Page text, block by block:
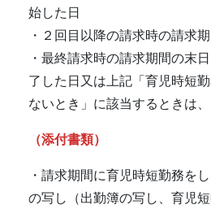
始した日
・２回目以降の請求時の請求
・最終請求時の請求期間の末
了した日又は上記「育児時短
ないとき」に該当するときは
（添付書類）
・請求期間に育児時短勤務を
の写し（出勤簿の写し、育児